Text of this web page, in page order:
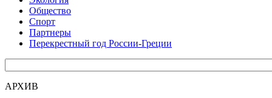
Общество
Спорт
Партнеры
Перекрестный год России-Греции
АРХИВ